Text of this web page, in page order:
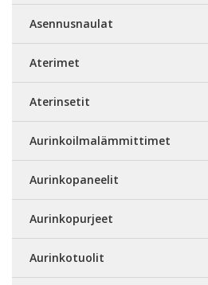
Asennusnaulat
Aterimet
Aterinsetit
Aurinkoilmalämmittimet
Aurinkopaneelit
Aurinkopurjeet
Aurinkotuolit